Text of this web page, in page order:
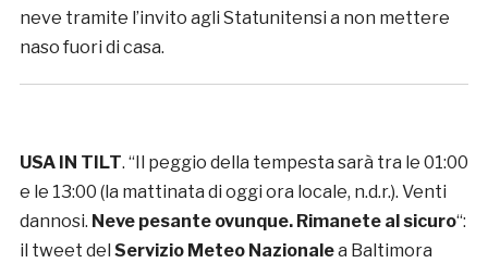
neve tramite l’invito agli Statunitensi a non mettere
naso fuori di casa.
USA IN TILT. “Il peggio della tempesta sarà tra le 01:00
e le 13:00 (la mattinata di oggi ora locale, n.d.r.). Venti
dannosi. Neve pesante ovunque. Rimanete al sicuro“:
il tweet del Servizio Meteo Nazionalea Baltimora